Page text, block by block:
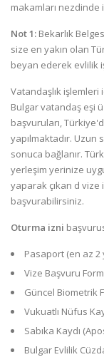
makamları
Not 1: Bekarlık
size en yakın olan
beyan ederek evlilik
Vatandaşlık işlemleri
Bulgar vatandaş eşi
başvuruları,
yapılmaktadır. Uzun
sonuca bağlanır.
yerleşim yerinize
yaparak çıkan d
başvurabilirsiniz.
Oturma izni
Pasaport (en az 2
Vize Başvuru
Güncel Biometrik
Vukuatlı Nüfus
Sabıka Kaydı
Bulgar Evlilik